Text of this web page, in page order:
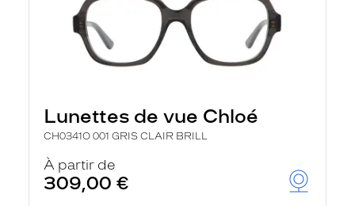
Lunettes de vue Chloé
CH0341O 001 GRIS CLAIR BRILL
À partir de
309,00 €